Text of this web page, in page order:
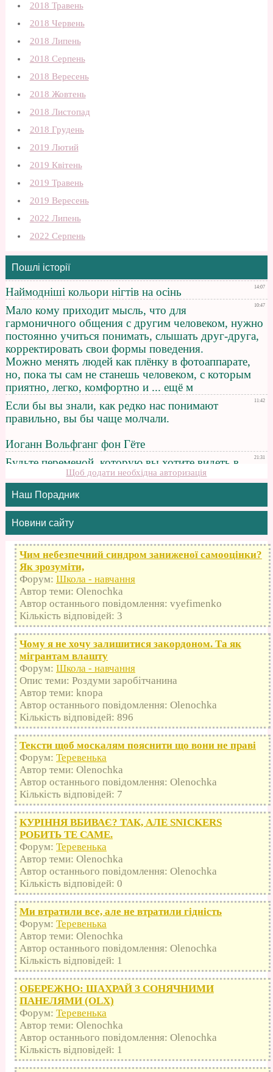
2018 Травень
2018 Червень
2018 Липень
2018 Серпень
2018 Вересень
2018 Жовтень
2018 Листопад
2018 Грудень
2019 Лютий
2019 Квітень
2019 Травень
2019 Вересень
2022 Липень
2022 Серпень
Пошлі історії
Щоб додати необхідна авторизація
Наш Порадник
Новини сайту
Чим небезпечний синдром заниженої самооцінки?
Як зрозуміти,
Форум: Школа - навчання
Автор теми: Olenochka
Автор останнього повідомлення: vyefimenko
Кількість відповідей: 3
Чому я не хочу залишитися закордоном. Та як
мігрантам влашту
Форум: Школа - навчання
Опис теми: Роздуми заробітчанина
Автор теми: knopa
Автор останнього повідомлення: Olenochka
Кількість відповідей: 896
Тексти щоб москалям пояснити що вони не праві
Форум: Теревенька
Автор теми: Olenochka
Автор останнього повідомлення: Olenochka
Кількість відповідей: 7
КУРІННЯ ВБИВАЄ? ТАК, АЛЕ SNICKERS
РОБИТЬ ТЕ САМЕ.
Форум: Теревенька
Автор теми: Olenochka
Автор останнього повідомлення: Olenochka
Кількість відповідей: 0
Ми втратили все, але не втратили гідність
Форум: Теревенька
Автор теми: Olenochka
Автор останнього повідомлення: Olenochka
Кількість відповідей: 1
ОБЕРЕЖНО: ШАХРАЙ З СОНЯЧНИМИ
ПАНЕЛЯМИ (OLX)
Форум: Теревенька
Автор теми: Olenochka
Автор останнього повідомлення: Olenochka
Кількість відповідей: 1